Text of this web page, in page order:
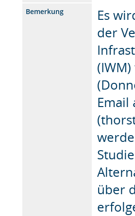
Bemerkung
Es
der
Email
über